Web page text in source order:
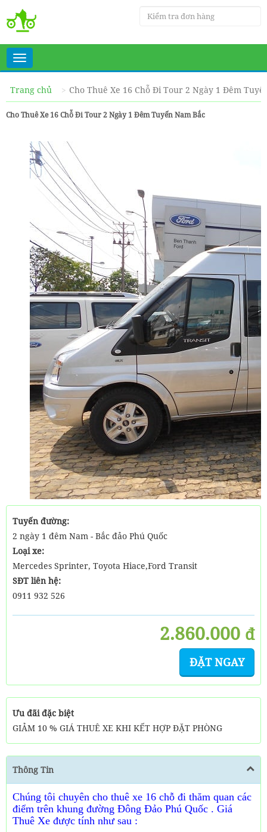
Toggle
navigation
Trang chủ
Cho Thuê Xe 16 Chỗ Đi Tour 2 Ngày 1 Đêm
Cho Thuê Xe 16 Chỗ Đi Tour 2 Ngày 1 Đêm Tuyến Nam Bắc
Tuyến đường:
2 ngày 1 đêm Nam - Bắc đảo Phú Quốc
Loại xe:
Mercedes Sprinter, Toyota Hiace,Ford Transit
SĐT liên hệ:
0911 932 526
2.860.000 đ
ĐẶT NGAY
Ưu đãi đặc biệt
GIẢM 10 % GIÁ THUÊ XE KHI KẾT HỢP ĐẶT PHÒNG
Thông Tin
Chúng tôi chuyên cho thuê xe 16 chỗ đi thăm quan các
điểm trên khung đường Đông Đảo Phú Quốc . Giá
Thuê Xe được tính như sau :